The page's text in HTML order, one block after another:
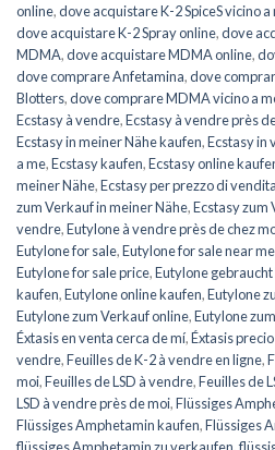
online,dove acquistare K-2 SpiceS vicino a
dove acquistare K-2 Spray online,dove
MDMA,dove acquistare MDMA online,
dove comprare Anfetamina,dove
Blotters,dove comprare MDMA vicino a
Ecstasy à vendre,Ecstasy à vendre près
Ecstasy in meiner Nähe kaufen,Ecstasy in
a me,Ecstasy kaufen,Ecstasy online
meiner Nähe,Ecstasy per prezzo di vendita
zum Verkauf in meiner Nähe,Ecstasy zum
vendre,Eutylone à vendre près de chez
Eutylone for sale,Eutylone for sale near me
Eutylone for sale price,Eutylone
kaufen,Eutylone online kaufen,Eutylone
Eutylone zum Verkauf online,Eutylone
Éxtasis en venta cerca de mí,Éxtasis
vendre,Feuilles de K-2 à vendre en ligne,
moi,Feuilles de LSD à vendre,Feuilles de
LSD à vendre près de moi,Flüssiges
Flüssiges Amphetamin kaufen,Flüssiges